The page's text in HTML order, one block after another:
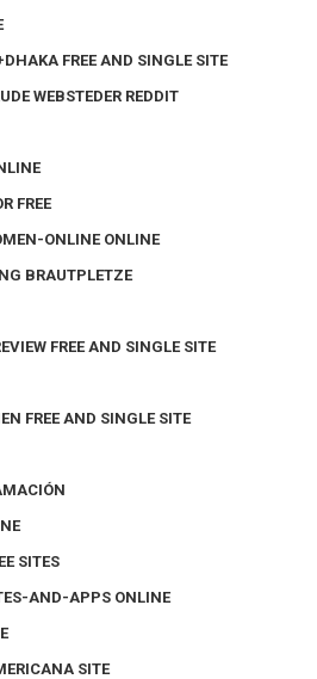
FREE AND SINGLE SITE
WEBSTEDER REDDIT
FREE
ONLINE ONLINE
BRAUTPLETZE
FREE AND SINGLE SITE
FREE AND SINGLE SITE
SITES
AND-APPS ONLINE
SITE